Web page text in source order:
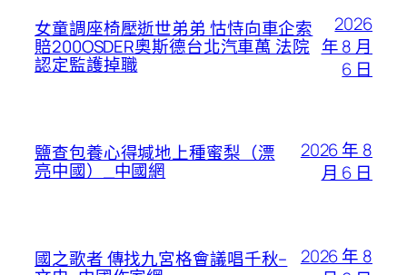
女童調座椅壓逝世弟弟 怙恃向車企索
賠200OSDER奧斯德台北汽車萬 法院
認定監護掉職
2026
年 8 月
6 日
鹽查包養心得堿地上種蜜梨（漂
亮中國）_中國網
2026 年 8
月 6 日
國之歌者 傳找九宮格會議唱千秋–
2026 年 8